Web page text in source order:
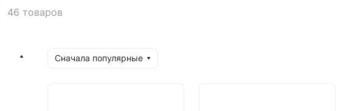
46 товаров
Сначала популярные